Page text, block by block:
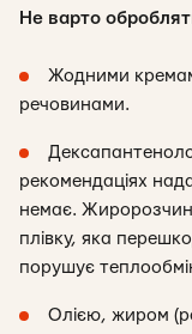
Не варто
Жодними
речовинами.
рекомендаціях
немає.
плівку, яка
порушує
Олією, жиром